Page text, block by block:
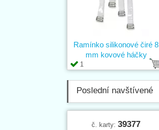
1
Ramínko silikonové čiré 8
mm kovové háčky
Poslední navštívené
č. karty: 39377